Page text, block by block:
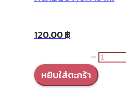
120.00฿
จำนวน
ACNE
หยิบใส่ตะกร้า